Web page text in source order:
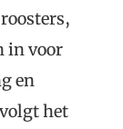
in voor
en
het